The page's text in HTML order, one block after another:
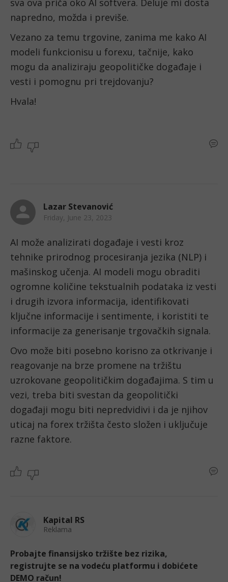
napredno, možda i previše.
Vezano za temu trgovine, zanima me kako AI
modeli funkcionisu u forexu, tačnije, kako
mogu da analiziraju geopolitičke događaje i
vesti i pomognu pri trejdovanju?
Hvala!
Lazar Stevanović
Friday, June 23, 2023
AI može analizirati događaje i vesti kroz
tehnike prirodnog procesiranja jezika (NLP) i
mašinskog učenja. AI modeli mogu obraditi
ogromne količine tekstualnih podataka iz vesti
i drugih izvora informacija, identifikovati
ključne informacije i sentimente, i koristiti te
informacije za generisanje trgovačkih signala.
Ovo može biti posebno korisno za otkrivanje i
reagovanje na brze promene na tržištu
uzrokovane geopolitičkim događajima. S tim u
vezi, treba biti svestan da geopolitički
događaji mogu biti nepredvidivi i da je njihov
uticaj na forex tržišta često složen i uključuje
razne faktore.
Kapital RS
Reklama
Probajte finansijsko tržište bez rizika,
registrujte se na vodeću platformu i dobićete
DEMO račun!